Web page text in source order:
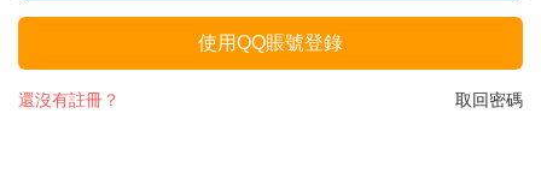
使用QQ賬號登錄
取回密碼
還沒有註冊？